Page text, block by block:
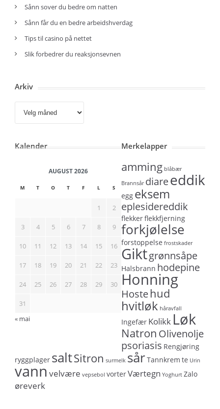
Sånn sover du bedre om natten
Sånn får du en bedre arbeidshverdag
Tips til casino på nettet
Slik forbedrer du reaksjonsevnen
Arkiv
Kalender
AUGUST 2026
M T O T F L S
1 2
3 4 5 6 7 8 9
10 11 12 13 14 15 16
17 18 19 20 21 22 23
24 25 26 27 28 29 30
31
« mai
Merkelapper
amming blåbær
Brannsår diareeddik
egg eksem
eplesidereddik
flekkerflekkfjerning
forkjølelse
forstoppelse frostskader
Giktgrønnsåpe
Halsbrann hodepine
Honning
Hostehud
hvitløk håravfall
Ingefær Kolikk Løk
Natron Olivenolje
psoriasis Rengjøring
ryggplager saltSitron surmelk sårTannkrem te Urin
vann velvære vepsebol vorterVærtegn Yoghurt Zalo
øreverk